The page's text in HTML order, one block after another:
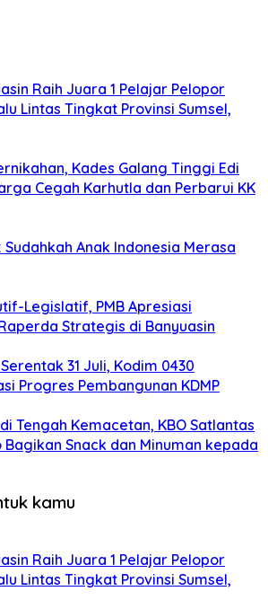
Raih Juara 1 Pelajar Pelopor
Lintas Tingkat Provinsi Sumsel,
Kades Galang Tinggi Edi
Cegah Karhutla dan Perbarui KK
Sudahkah Anak Indonesia Merasa
Legislatif, PMB Apresiasi
Strategis di Banyuasin
31 Juli, Kodim 0430
Progres Pembangunan KDMP
Tengah Kemacetan, KBO Satlantas
Bagikan Snack dan Minuman kepada
kamu
Raih Juara 1 Pelajar Pelopor
Lintas Tingkat Provinsi Sumsel,